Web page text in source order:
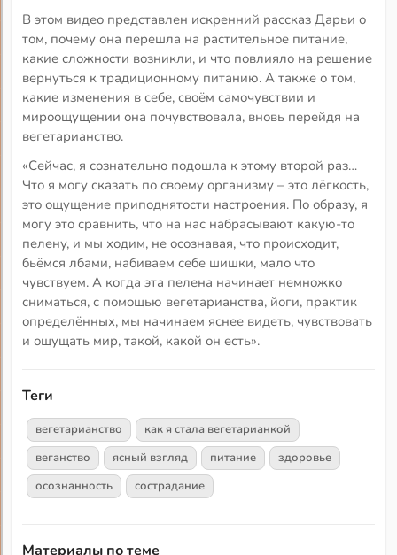
В этом видео представлен искренний рассказ Дарьи о
том, почему она перешла на растительное питание,
какие сложности возникли, и что повлияло на решение
вернуться к традиционному питанию. А также о том,
какие изменения в себе, своём самочувствии и
мироощущении она почувствовала, вновь перейдя на
вегетарианство.
«Сейчас, я сознательно подошла к этому второй раз…
Что я могу сказать по своему организму – это лёгкость,
это ощущение приподнятости настроения. По образу, я
могу это сравнить, что на нас набрасывают какую-то
пелену, и мы ходим, не осознавая, что происходит,
бьёмся лбами, набиваем себе шишки, мало что
чувствуем. А когда эта пелена начинает немножко
сниматься, с помощью вегетарианства, йоги, практик
определённых, мы начинаем яснее видеть, чувствовать
и ощущать мир, такой, какой он есть».
Теги
вегетарианство
как я стала вегетарианкой
веганство
ясный взгляд питание
здоровье
осознанность
сострадание
Материалы по теме